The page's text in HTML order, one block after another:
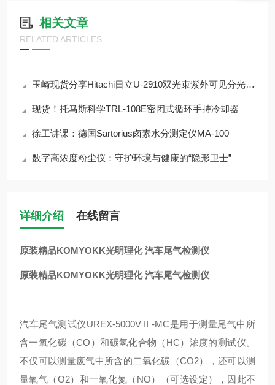
相关文章
RELATED ARTICLES
玉崎现货分享Hitachi日立U-2910双光束紫外可见分光光度计
现货！托马斯科学TRL-108E密闭式循环手持冷却器
徐工讲课：德国Sartorius卤素水分测定仪MA-100
数字高浓度粉尘仪：守护环境与健康的“隐形卫士”
详细介绍 在线留言
原装精品KOMYOKK光明理化 汽车尾气检测仪
原装精品KOMYOKK光明理化 汽车尾气检测仪
汽车尾气测试仪UREX-5000V II -MC是用于测量尾气中所
含一氧化碳（CO）和碳氢化合物（HC）浓度的测试仪。
不仅可以测量废气中所含的二氧化碳（CO2），还可以测
量氧气（O2）和一氧化氮（NO）（可选设定），因此不